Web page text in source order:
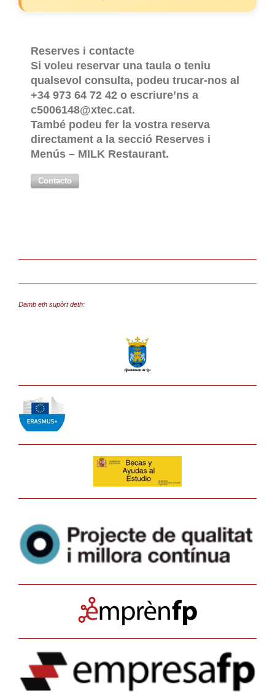
Reserves i contacte
Si voleu reservar una taula o teniu
qualsevol consulta, podeu trucar-nos al
+34 973 64 72 42 o escriure’ns a
c5006148@xtec.cat.
També podeu fer la vostra reserva
directament a la secció Reserves i
Menús – MILK Restaurant.
Contacto
Damb eth supòrt deth: